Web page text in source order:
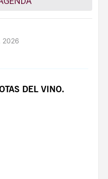
2026
DEL VINO.